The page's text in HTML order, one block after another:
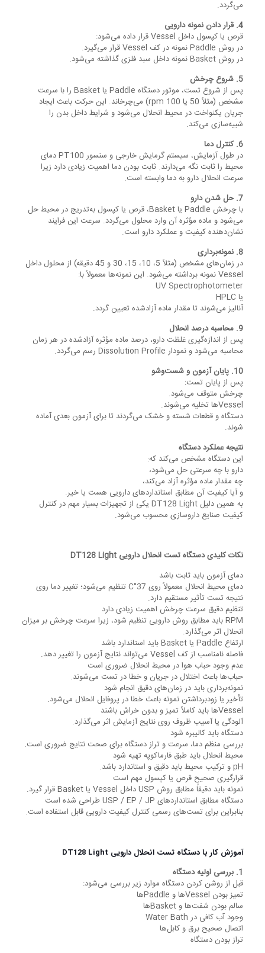
می‌گردد.
4. قرار دادن نمونه دارویی
قرص یا کپسول داخل Vessel قرار داده می‌شود:
در روش Paddle نمونه در کف Vessel قرار می‌گیرد.
در روش Basket نمونه داخل سبد فلزی گذاشته می‌شود.
5. شروع چرخش
پس از شروع تست، موتور دستگاه Paddle یا Basket را با سرعت
مشخص (مثلاً 50 یا 100 rpm) می‌چرخاند. این حرکت باعث ایجاد
جریان یکنواخت در محیط انحلال می‌شود و شرایط داخل بدن را
شبیه‌سازی می‌کند.
6. کنترل دما
در طول آزمایش، سیستم گرمایش خارجی و سنسور PT100 دمای
محیط را ثابت نگه می‌دارند. ثابت بودن دما اهمیت زیادی دارد زیرا
سرعت انحلال دارو به دما وابسته است.
7. حل شدن دارو
با چرخش Paddle یا Basket، قرص یا کپسول به‌تدریج در محیط حل
می‌شود و ماده مؤثره آن وارد محلول می‌گردد. سرعت این فرایند
نشان‌دهنده کیفیت و عملکرد دارو است.
8. نمونه‌برداری
در زمان‌های مشخص (مثلاً 5، 10، 15، 30 و 45 دقیقه) از محلول داخل
Vessel نمونه برداشته می‌شود. این نمونه‌ها معمولاً با:
UV Spectrophotometer
یا HPLC
آنالیز می‌شوند تا مقدار ماده آزادشده تعیین گردد.
9. محاسبه درصد انحلال
پس از اندازه‌گیری غلظت دارو، درصد ماده مؤثره آزادشده در هر زمان
محاسبه می‌شود و نمودار Dissolution Profile رسم می‌گردد.
10. پایان آزمون و شست‌وشو
پس از پایان تست:
چرخش متوقف می‌شود.
Vesselها تخلیه می‌شوند.
دستگاه و قطعات شسته و خشک می‌گردند تا برای آزمون بعدی آماده
شوند.
نتیجه عملکرد دستگاه
این دستگاه مشخص می‌کند که:
دارو با چه سرعتی حل می‌شود،
چه مقدار ماده مؤثره آزاد می‌کند،
و آیا کیفیت آن مطابق استانداردهای دارویی هست یا خیر.
به همین دلیل DT128 Light یکی از تجهیزات بسیار مهم در کنترل
کیفیت صنایع داروسازی محسوب می‌شود.
نکات کلیدی دستگاه تست انحلال دارویی DT128 Light
دمای آزمون باید ثابت باشد
دمای محیط انحلال معمولاً روی 37°C تنظیم می‌شود؛ تغییر دما روی
نتیجه تست تأثیر مستقیم دارد.
تنظیم دقیق سرعت چرخش اهمیت زیادی دارد
RPM باید مطابق روش دارویی تنظیم شود، زیرا سرعت چرخش بر میزان
انحلال اثر می‌گذارد.
ارتفاع Paddle یا Basket باید استاندارد باشد
فاصله نامناسب از کف Vessel می‌تواند نتایج آزمون را تغییر دهد.
عدم وجود حباب هوا در محیط انحلال ضروری است
حباب‌ها باعث اختلال در جریان و خطا در تست می‌شوند.
نمونه‌برداری باید در زمان‌های دقیق انجام شود
تأخیر یا زودبرداشتن نمونه باعث خطا در پروفایل انحلال می‌شود.
Vesselها باید کاملاً تمیز و بدون خراش باشند
آلودگی یا آسیب ظروف روی نتایج آزمایش اثر می‌گذارد.
دستگاه باید کالیبره شود
بررسی منظم دما، سرعت و تراز دستگاه برای صحت نتایج ضروری است.
محیط انحلال باید طبق فارماکوپه تهیه شود
pH و ترکیب محیط باید دقیق و استاندارد باشد.
قرارگیری صحیح قرص یا کپسول مهم است
نمونه باید دقیقاً مطابق روش USP داخل Vessel یا Basket قرار گیرد.
دستگاه مطابق استانداردهای USP / EP / JP طراحی شده است
بنابراین برای تست‌های رسمی کنترل کیفیت دارویی قابل استفاده است.
آموزش کار با دستگاه تست انحلال دارویی DT128 Light
1. بررسی اولیه دستگاه
قبل از روشن کردن دستگاه موارد زیر بررسی می‌شود:
تمیز بودن Vesselها و Paddleها
سالم بودن شفت‌ها و Basketها
وجود آب کافی در Water Bath
اتصال صحیح برق و کابل‌ها
تراز بودن دستگاه